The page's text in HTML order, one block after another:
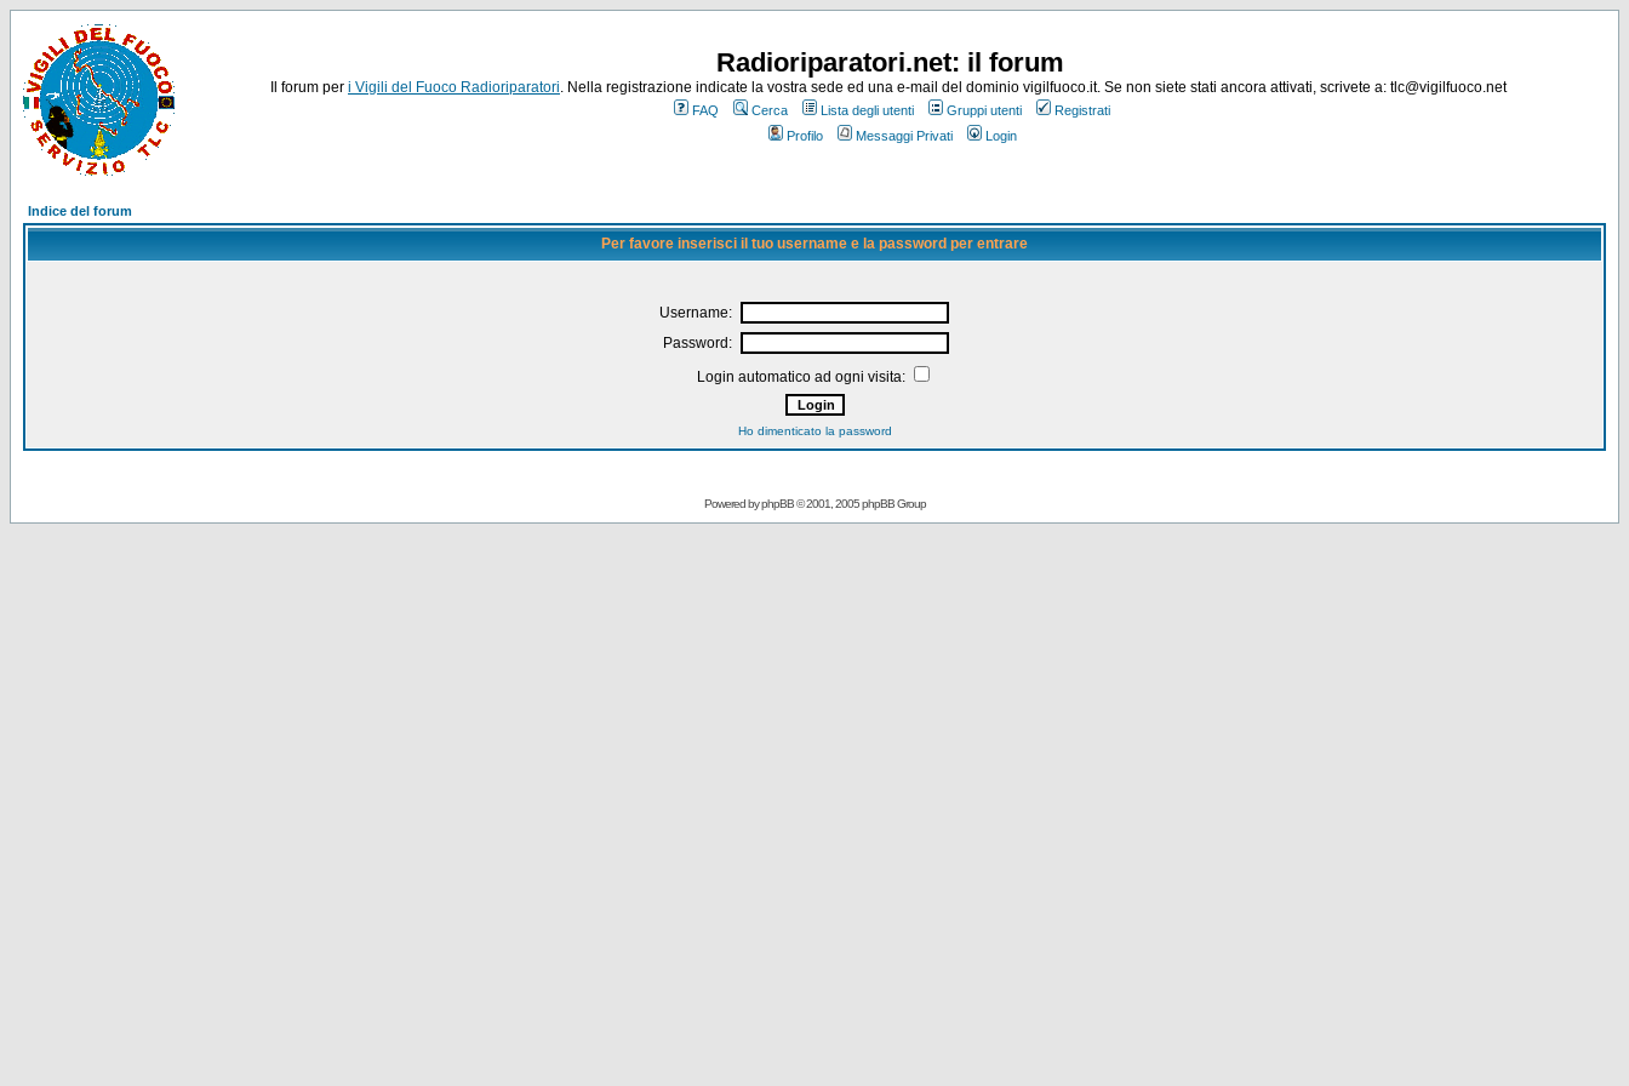
Radioriparatori.net: il forum
Il forum per i Vigili del Fuoco Radioriparatori. Nella registrazione indicate la vostra sede ed una e-mail del dominio vigilfuoco.it. Se non siete stati ancora attivati, scrivete a: tlc@vigilfuoco.net
FAQ Cerca Lista degli utenti Gruppi utenti
Registrati
Profilo
Messaggi Privati Login
Indice del forum
Per favore inserisci il tuo username e la password per entrare
Username:
Password:
Login automatico ad ogni visita:
Ho dimenticato la password
Powered byphpBB© 2001, 2005 phpBB Group